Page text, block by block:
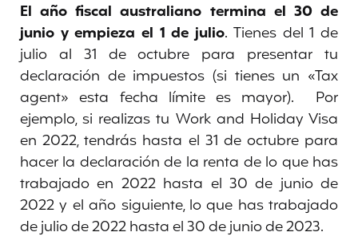
El año fiscal australiano termina el 30 de
junio y empieza el 1 de julio. Tienes del 1 de
julio al 31 de octubre para presentar tu
declaración de impuestos (si tienes un «Tax
agent» esta fecha límite es mayor). Por
ejemplo, si realizas tu Work and Holiday Visa
en 2022, tendrás hasta el 31 de octubre para
hacer la declaración de la renta de lo que has
trabajado en 2022 hasta el 30 de junio de
2022 y el año siguiente, lo que has trabajado
de julio de 2022 hasta el 30 de junio de 2023.